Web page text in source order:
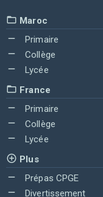
Maroc
Primaire
Collège
Lycée
France
Primaire
Collège
Lycée
Plus
Prépas CPGE
Divertissement